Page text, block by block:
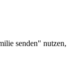
senden" nutzen,